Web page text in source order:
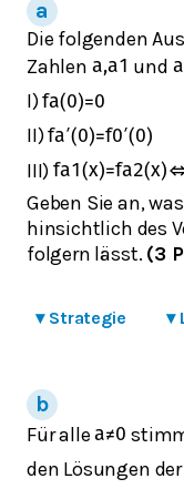
Die folgenden
Zahlen a,a1 und a
I)fa(0)=0
II)fa′(0)=f0′(0)
III)fa1(x)=fa2(x)
Geben Sie an,
hinsichtlich des
folgern lässt. (3
▾ Strategie ▾
Für allea≠0
den Lösungen